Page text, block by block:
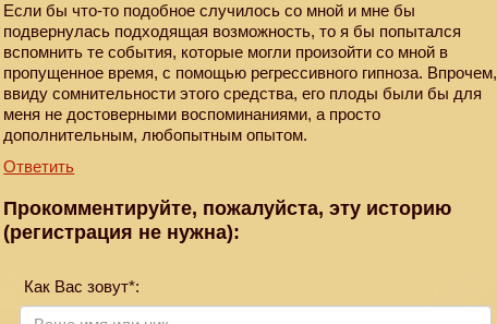
Если бы что-то подобное случилось со мной и мне бы
подвернулась подходящая возможность, то я бы попытался
вспомнить те события, которые могли произойти со мной в
пропущенное время, с помощью регрессивного гипноза. Впрочем,
ввиду сомнительности этого средства, его плоды были бы для
меня не достоверными воспоминаниями, а просто
дополнительным, любопытным опытом.
Ответить
Прокомментируйте, пожалуйста, эту историю
(регистрация не нужна):
Как Вас зовут*: